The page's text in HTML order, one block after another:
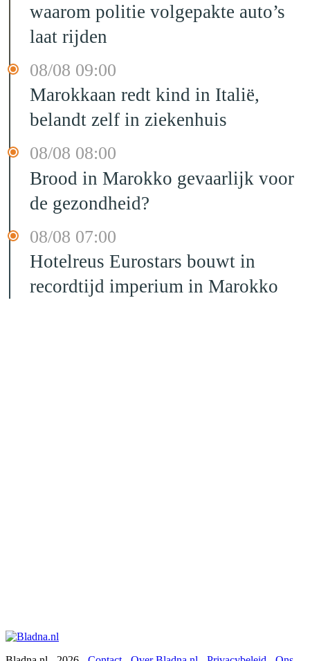
waarom politie volgepakte auto’s
laat rijden
08/08 09:00
Marokkaan redt kind in Italië,
belandt zelf in ziekenhuis
08/08 08:00
Brood in Marokko gevaarlijk voor
de gezondheid?
08/08 07:00
Hotelreus Eurostars bouwt in
recordtijd imperium in Marokko